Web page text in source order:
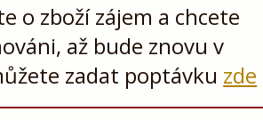
o zboží zájem a chcete
až bude znovu v
zadat poptávku zde